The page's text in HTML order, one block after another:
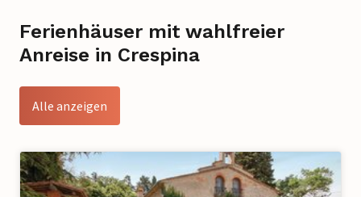
Ferienhäuser mit wahlfreier
Anreise in Crespina
Alle anzeigen